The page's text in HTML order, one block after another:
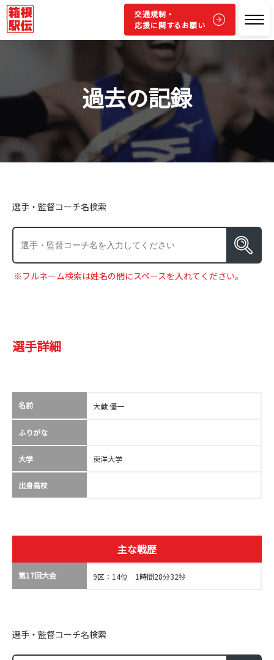
交通規制・
応援に関するお願い
過去の記録
選手・監督コーチ名検索
※フルネーム検索は姓名の間にスペースを入れてください。
選手詳細
名前 大蔵 優一
ふりがな
大学 東洋大学
出身高校
主な戦歴
第17回大会 9区：14位 1時間28分32秒
選手・監督コーチ名検索